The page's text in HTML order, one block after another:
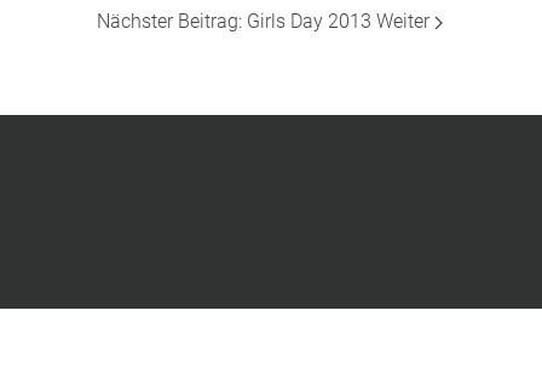
Nächster Beitrag: Girls Day 2013 Weiter